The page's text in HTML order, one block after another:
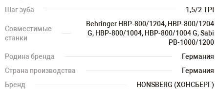
Шаг зуба
1,5/2 TPI
Совместимые
станки
Behringer HBP-800/1204, HBP-800/1204
G, HBP-800/1004, HBP-800/1004 G, Sabi
PB-1000/1200
Родина бренда
Германия
Страна производства
Германия
Бренд
HONSBERG (ХОНСБЕРГ)